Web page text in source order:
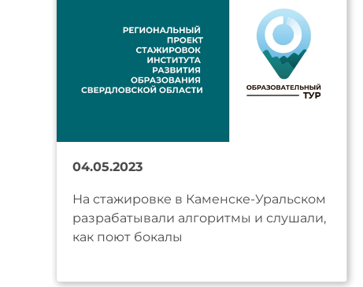
04.05.2023
На стажировке в Каменске-Уральском
разрабатывали алгоритмы и слушали,
как поют бокалы